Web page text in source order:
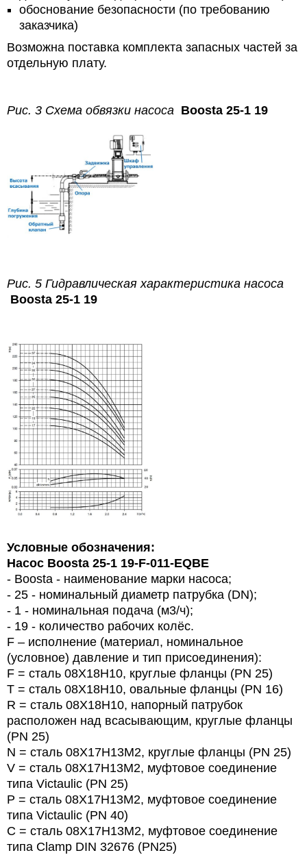
обоснование безопасности (по требованию
заказчика)
Возможна поставка комплекта запасных частей за
отдельную плату.
Рис. 3 Схема обвязки насоса Boosta 25-1 19
Рис. 5 Гидравлическая характеристика насоса
Boosta 25-1 19
Условные обозначения:
Насос Boosta 25-1 19-F-011-EQBE
- Boosta - наименование марки насоса;
- 25 - номинальный диаметр патрубка (DN);
- 1 - номинальная подача (м3/ч);
- 19 - количество рабочих колёс.
F – исполнение (материал, номинальное
(условное) давление и тип присоединения):
F = сталь 08Х18Н10, круглые фланцы (PN 25)
T = сталь 08Х18Н10, овальные фланцы (PN 16)
R = сталь 08Х18Н10, напорный патрубок
расположен над всасывающим, круглые фланцы
(PN 25)
N = сталь 08Х17Н13М2, круглые фланцы (PN 25)
V = сталь 08Х17Н13М2, муфтовое соединение
типа Victaulic (PN 25)
P = сталь 08Х17Н13М2, муфтовое соединение
типа Victaulic (PN 40)
C = сталь 08Х17Н13М2, муфтовое соединение
типа Clamp DIN 32676 (PN25)